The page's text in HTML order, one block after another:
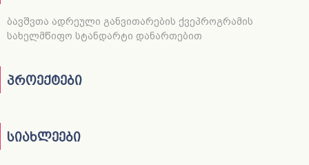
ბავშვთა ადრეული განვითარების ქვეპროგრამის
სახელმწიფო სტანდარტი დანართებით
პროექტები
სიახლეები